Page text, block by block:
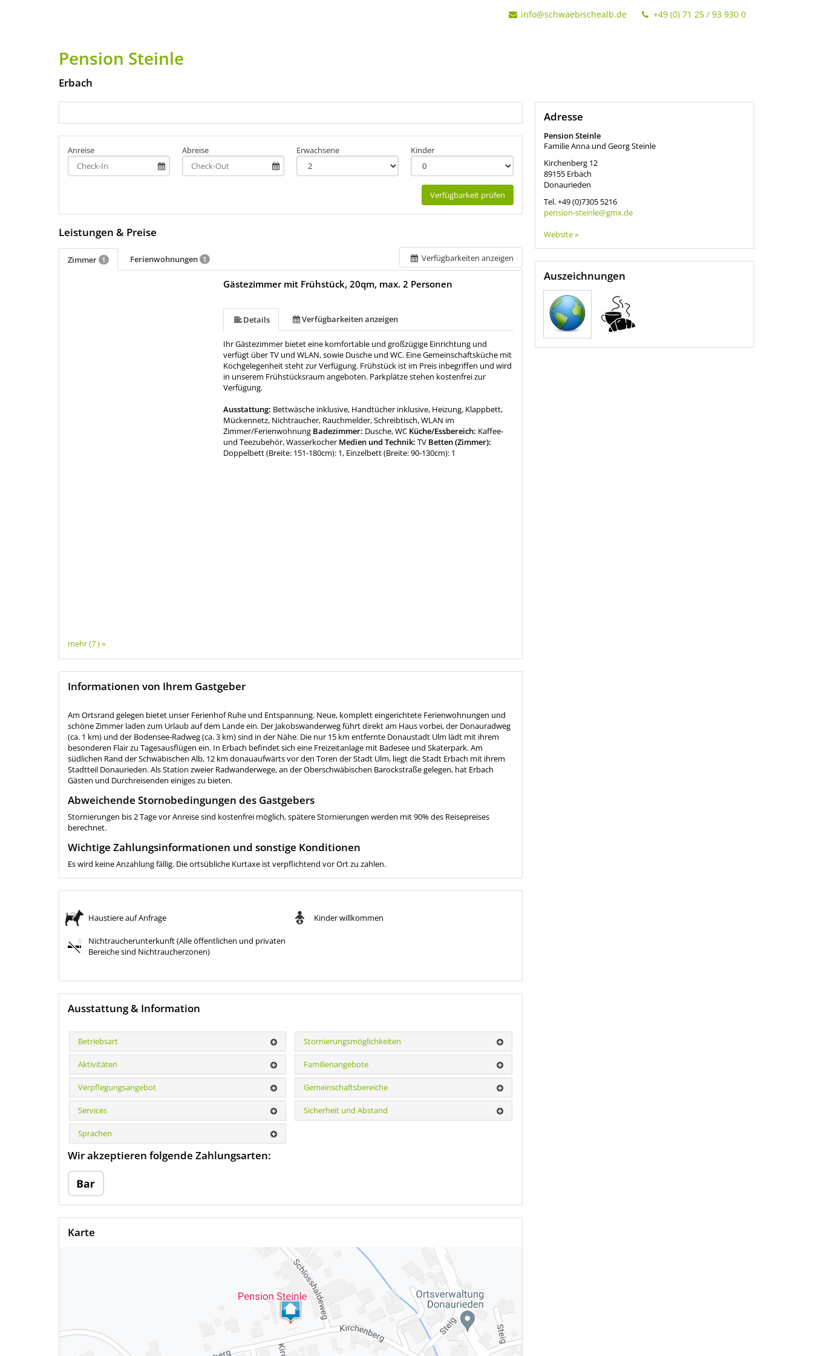
info@schwaebischealb.de +49 (0) 71 25 / 93 930 0
Pension Steinle
Erbach
Anreise Abreise Erwachsene Kinder
Verfügbarkeit prüfen
Verfügbarkeiten anzeigen
Leistungen & Preise
Zimmer 1 Ferienwohnungen 1
mehr (7 ) »
Gästezimmer mit Frühstück, 20qm, max. 2 Personen
Details Verfügbarkeiten anzeigen
Ihr Gästezimmer bietet eine komfortable und großzügige Einrichtung und
verfügt über TV und WLAN, sowie Dusche und WC. Eine Gemeinschaftsküche mit
Kochgelegenheit steht zur Verfügung. Frühstück ist im Preis inbegriffen und wird
in unserem Frühstücksraum angeboten. Parkplätze stehen kostenfrei zur
Verfügung.
Ausstattung: Bettwäsche inklusive, Handtücher inklusive, Heizung, Klappbett,
Mückennetz, Nichtraucher, Rauchmelder, Schreibtisch, WLAN im
Zimmer/Ferienwohnung Badezimmer: Dusche, WC Küche/Essbereich: Kaffee-
und Teezubehör, Wasserkocher Medien und Technik:TV Betten (Zimmer):
Doppelbett (Breite: 151-180cm): 1, Einzelbett (Breite: 90-130cm): 1
Informationen von Ihrem Gastgeber
Am Ortsrand gelegen bietet unser Ferienhof Ruhe und Entspannung. Neue, komplett eingerichtete Ferienwohnungen und
schöne Zimmer laden zum Urlaub auf dem Lande ein. Der Jakobswanderweg führt direkt am Haus vorbei, der Donauradweg
(ca. 1 km) und der Bodensee-Radweg (ca. 3 km) sind in der Nähe. Die nur 15 km entfernte Donaustadt Ulm lädt mit ihrem
besonderen Flair zu Tagesausflügen ein. In Erbach befindet sich eine Freizeitanlage mit Badesee und Skaterpark. Am
südlichen Rand der Schwäbischen Alb, 12 km donauaufwärts vor den Toren der Stadt Ulm, liegt die Stadt Erbach mit ihrem
Stadtteil Donaurieden. Als Station zweier Radwanderwege, an der Oberschwäbischen Barockstraße gelegen, hat Erbach
Gästen und Durchreisenden einiges zu bieten.
Abweichende Stornobedingungen des Gastgebers
Stornierungen bis 2 Tage vor Anreise sind kostenfrei möglich, spätere Stornierungen werden mit 90% des Reisepreises
berechnet.
Wichtige Zahlungsinformationen und sonstige Konditionen
Es wird keine Anzahlung fällig. Die ortsübliche Kurtaxe ist verpflichtend vor Ort zu zahlen.
Haustiere auf Anfrage Kinder willkommen
Nichtraucherunterkunft (Alle öffentlichen und privaten
Bereiche sind Nichtraucherzonen)
Ausstattung & Information
Betriebsart Stornierungsmöglichkeiten
Aktivitäten Familienangebote
Verpflegungsangebot Gemeinschaftsbereiche
Services Sicherheit und Abstand
Sprachen
Wir akzeptieren folgende Zahlungsarten:
Karte
Adresse
Pension Steinle
Familie Anna und Georg Steinle
Kirchenberg 12
89155 Erbach
Donaurieden
Tel.+49 (0)7305 5216
pension-steinle@gmx.de
Website »
Auszeichnungen